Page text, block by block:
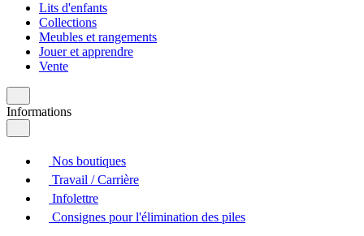
Lits d'enfants
Collections
Meubles et rangements
Jouer et apprendre
Vente
Informations
Nos boutiques
Travail / Carrière
Infolettre
Consignes pour l'élimination des piles